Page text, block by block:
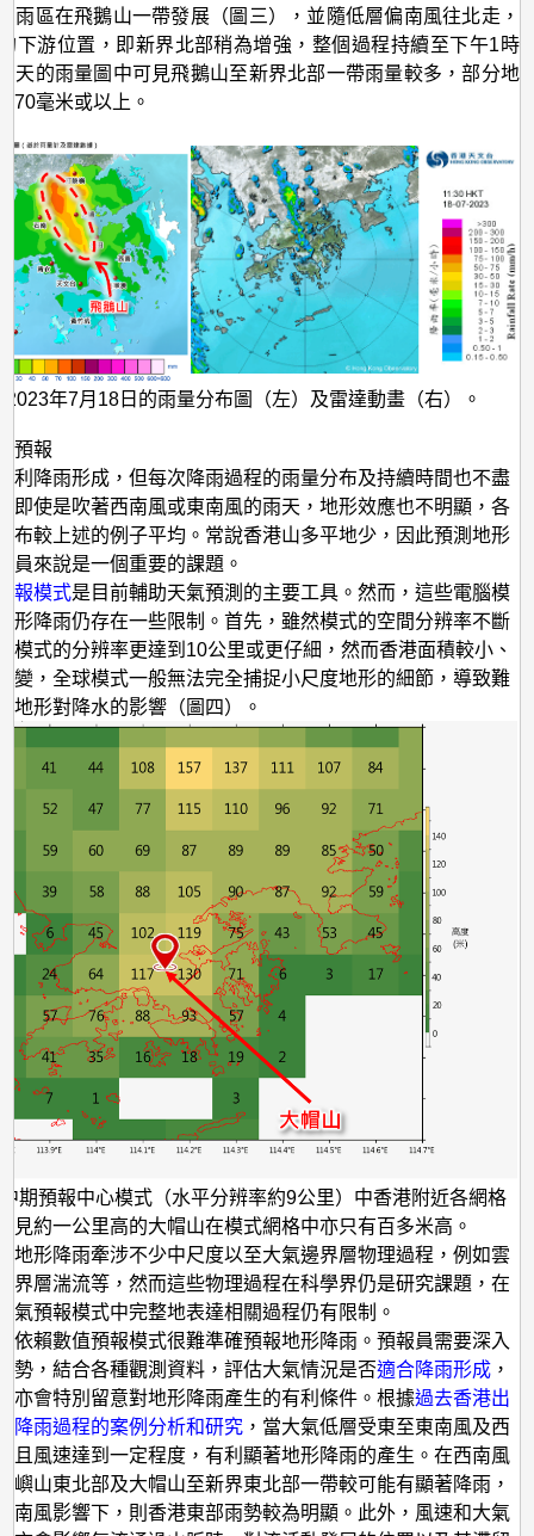
雨區在飛鵝山一帶發展（圖三），並隨低層偏南風往北走，
下游位置，即新界北部稍為增強，整個過程持續至下午1時
天的雨量圖中可見飛鵝山至新界北部一帶雨量較多，部分地
70毫米或以上。
年7月18日的雨量分布圖（左）及雷達動畫（右）。
預報
利降雨形成，但每次降雨過程的雨量分布及持續時間也不盡
即使是吹著西南風或東南風的雨天，地形效應也不明顯，各
布較上述的例子平均。常說香港山多平地少，因此預測地形
員來說是一個重要的課題。
報模式是目前輔助天氣預測的主要工具。然而，這些電腦模
形降雨仍存在一些限制。首先，雖然模式的空間分辨率不斷
模式的分辨率更達到10公里或更仔細，然而香港面積較小、
變，全球模式一般無法完全捕捉小尺度地形的細節，導致難
地形對降水的影響（圖四）。
期預報中心模式（水平分辨率約9公里）中香港附近各網格
見約一公里高的大帽山在模式網格中亦只有百多米高。
地形降雨牽涉不少中尺度以至大氣邊界層物理過程，例如雲
界層湍流等，然而這些物理過程在科學界仍是研究課題，在
氣預報模式中完整地表達相關過程仍有限制。
依賴數值預報模式很難準確預報地形降雨。預報員需要深入
勢，結合各種觀測資料，評估大氣情況是否適合降雨形成 ，
亦會特別留意對地形降雨產生的有利條件。根據過去香港出
降雨過程的案例分析和研究 ，當大氣低層受東至東南風及西
且風速達到一定程度，有利顯著地形降雨的產生。在西南風
嶼山東北部及大帽山至新界東北部一帶較可能有顯著降雨，
南風影響下，則香港東部雨勢較為明顯。此外，風速和大氣